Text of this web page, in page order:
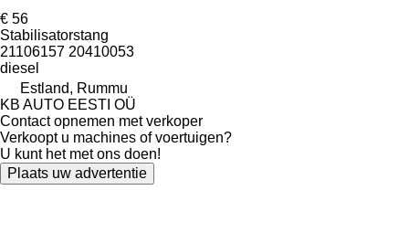
€ 56
Stabilisatorstang
21106157 20410053
diesel
Estland, Rummu
KB AUTO EESTI OÜ
Contact opnemen met verkoper
Verkoopt u machines of voertuigen?
U kunt het met ons doen!
Plaats uw advertentie